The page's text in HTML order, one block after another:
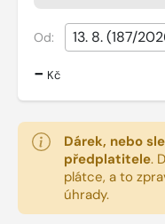
Od:
- Kč
Dárek, nebo
předplatitele.
plátce, a to
úhrady.